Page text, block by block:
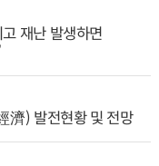
재난 발생하면
濟) 발전현황 및 전망